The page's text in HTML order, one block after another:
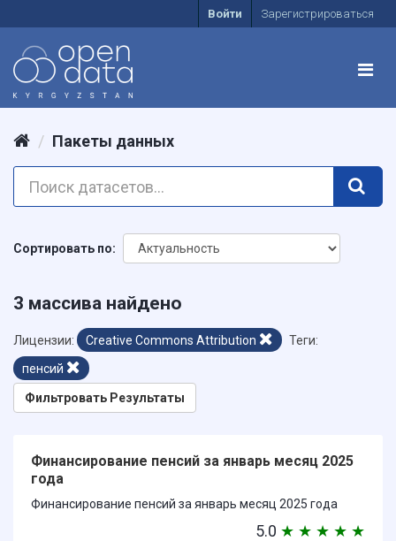
Войти Зарегистрироваться
Пакеты данных
Сортировать по
3 массива найдено
Лицензии: Creative Commons Attribution
Теги:
пенсий
Фильтровать Результаты
Финансирование пенсий за январь месяц 2025
года
Финансирование пенсий за январь месяц 2025 года
5.0 ★ ★ ★ ★ ★